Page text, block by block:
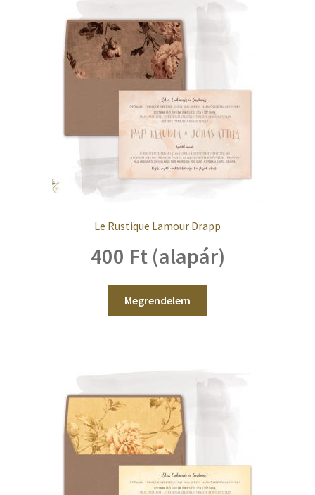
Le Rustique Lamour Drapp
400 Ft (alapár)
Megrendelem